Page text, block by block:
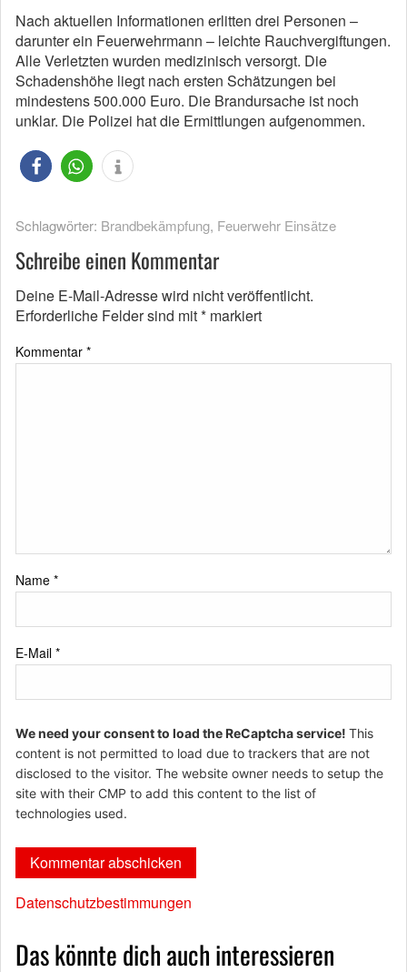
Nach aktuellen Informationen erlitten drei Personen –
darunter ein Feuerwehrmann – leichte Rauchvergiftungen.
Alle Verletzten wurden medizinisch versorgt. Die
Schadenshöhe liegt nach ersten Schätzungen bei
mindestens 500.000 Euro. Die Brandursache ist noch
unklar. Die Polizei hat die Ermittlungen aufgenommen.
Schlagwörter: Brandbekämpfung, Feuerwehr Einsätze
Schreibe einen Kommentar
Deine E-Mail-Adresse wird nicht veröffentlicht.
Erforderliche Felder sind mit* markiert
Kommentar *
Name *
E-Mail *
We need your consent to load the ReCaptcha service! This
content is not permitted to load due to trackers that are not
disclosed to the visitor. The website owner needs to setup the
site with their CMP to add this content to the list of
technologies used.
Datenschutzbestimmungen
Das könnte dich auch interessieren